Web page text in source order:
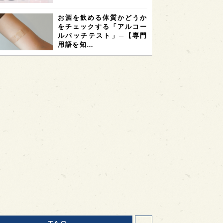
お酒を飲める体質かどうか
をチェックする「アルコー
ルパッチテスト」─【専門
用語を知…